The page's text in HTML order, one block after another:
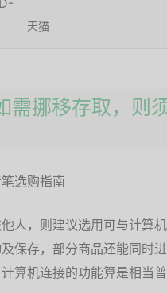
天猫
需挪移存取，则
人，则建议选用可与计算
保存，部分商品还能同时
算机连接的功能算是相当